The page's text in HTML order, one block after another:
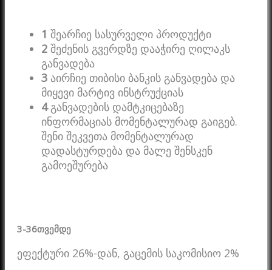
1 შეარჩიე სასურველი პროდუქტი
2 შეძენის გვერდზე დააჭირე ღილაკს
განვადება
3 აირჩიე თიბისი ბანკის განვადება და
მიყევი მარტივ ინსტრუქციას
4განვადების დამტკიცებაზე
ინფორმაციას მომენტალურად გაიგებ.
შენი შეკვეთა მომენტალურად
დადასტურდება და მალე შენსკენ
გამოეშურება
3-36თვემდე
ეფექტური 26%-დან, გაცემის საკომისიო 2%